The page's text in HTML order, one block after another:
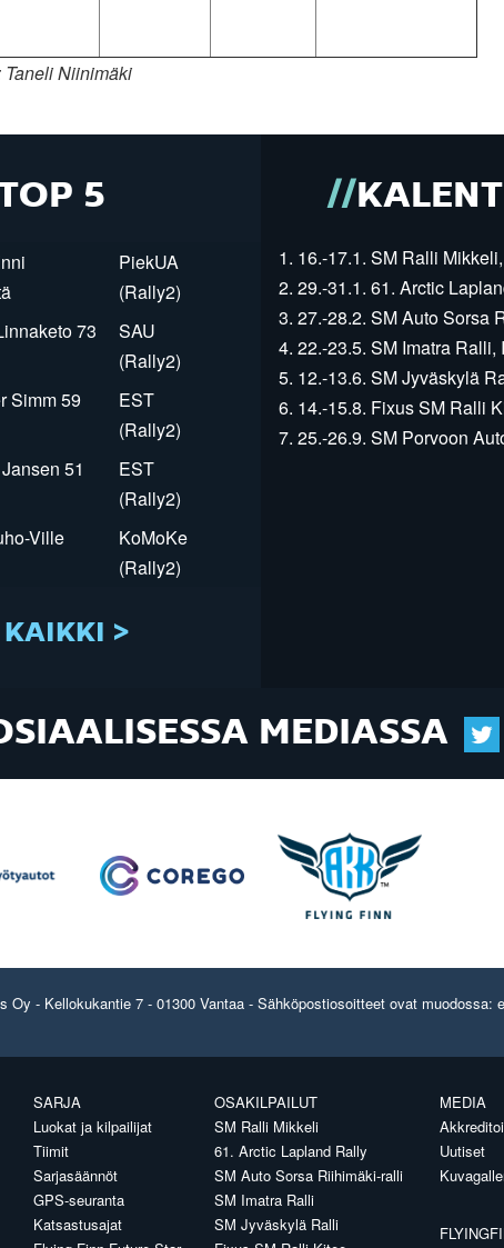
Taneli Niinimäki
5
PiekUA
(Rally2)
73
SAU
(Rally2)
Simm 59
EST
(Rally2)
51
EST
(Rally2)
Ville
KoMoKe
(Rally2)
KAIKKI >
1. 16.-17.1. SM Ralli
2. 29.-31.1. 61. Arctic
3. 27.-28.2. SM Auto Sorsa
4. 22.-23.5. SM Imatra Ralli,
5. 12.-13.6. SM Jyväskylä
6. 14.-15.8. Fixus SM Ralli
7. 25.-26.9. SM Porvoon
MEDIASSA
Oy - Kellokukantie 7 - 01300 Vantaa - Sähköpostiosoitteet ovat muodossa:
SARJA
Luokat ja kilpailijat
Tiimit
Sarjasäännöt
GPS-seuranta
Katsastusajat
OSAKILPAILUT
SM Ralli Mikkeli
61. Arctic Lapland Rally
SM Auto Sorsa Riihimäki-ralli
SM Imatra Ralli
SM Jyväskylä Ralli
MEDIA
Uutiset